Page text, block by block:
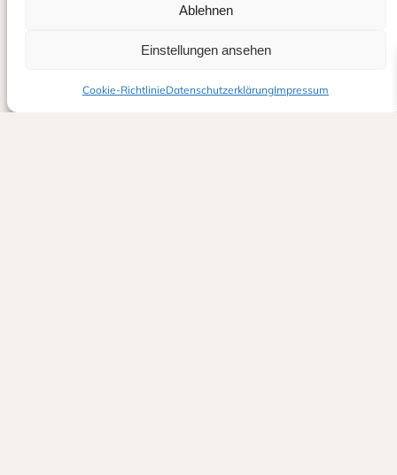
Ablehnen
Einstellungen ansehen
Cookie-RichtlinieDatenschutzerklärungImpressum